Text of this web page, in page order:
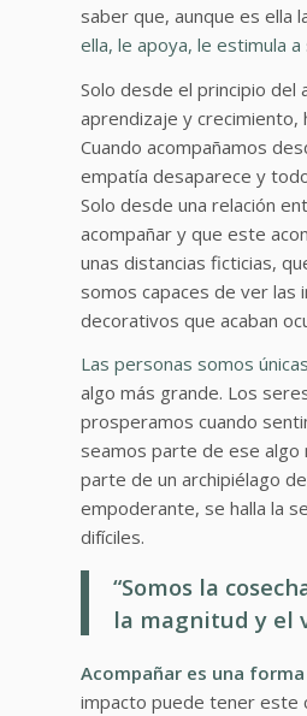
saber que, aunque es ella
ella, le apoya, le estimula
Solo desde el principio del
aprendizaje y crecimiento,
Cuando acompañamos
empatía desaparece y
Solo desde una relación
acompañar y que este
unas distancias ficticias,
somos capaces de ver las
decorativos que acaban
Las personas somos
algo más grande. Los
prosperamos cuando
seamos parte de ese algo
parte de un archipiélago
empoderante, se halla la
difíciles.
“Somos la
la magnitud y el
Acompañar es una
impacto puede tener este